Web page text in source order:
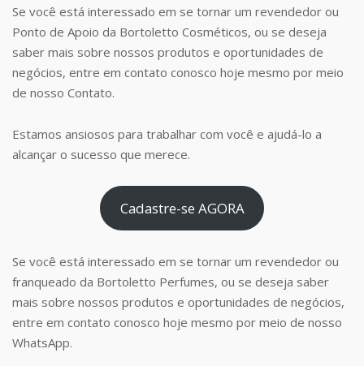
Se você está interessado em se tornar um revendedor ou
Ponto de Apoio da Bortoletto Cosméticos, ou se deseja
saber mais sobre nossos produtos e oportunidades de
negócios, entre em contato conosco hoje mesmo por meio
de nosso Contato.
Estamos ansiosos para trabalhar com você e ajudá-lo a
alcançar o sucesso que merece.
Cadastre-se AGORA
Se você está interessado em se tornar um revendedor ou
franqueado da Bortoletto Perfumes, ou se deseja saber
mais sobre nossos produtos e oportunidades de negócios,
entre em contato conosco hoje mesmo por meio de nosso
WhatsApp.